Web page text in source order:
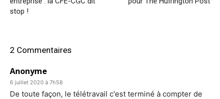
stop !
2 Commentaires
Anonyme
6 juillet 2020 à 7h58
De toute façon, le télétravail c'est terminé à compter de